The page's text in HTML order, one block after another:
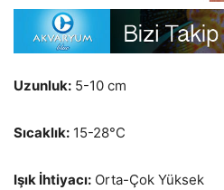
Uzunluk: 5-10 cm
Sıcaklık: 15-28°C
Işık İhtiyacı: Orta-Çok Yüksek